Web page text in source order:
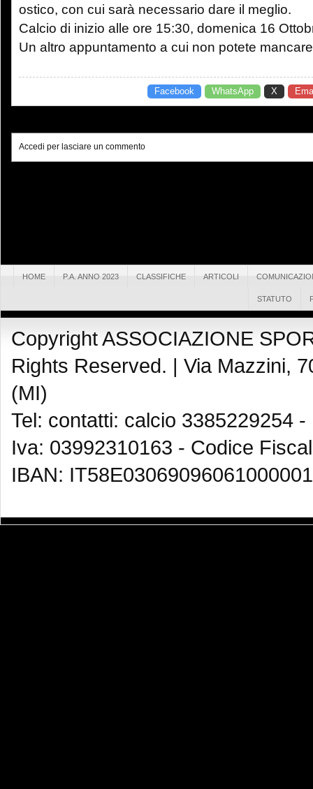
ostico, con cui sarà necessario dare il meglio.
Calcio di inizio alle ore 15:30, domenica 16
Un altro appuntamento a cui non potete
Facebook WhatsApp X
Accedi per lasciare un commento
HOME P.A. ANNO 2023 CLASSIFICHE ARTICOLI
STATUTO
Copyright ASSOCIAZIONE
Rights Reserved. | Via Mazzini,
(MI)
Tel: contatti: calcio 3385229254
Iva: 03992310163 - Codice
IBAN: